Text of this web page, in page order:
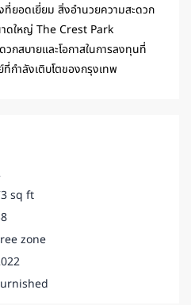
ยอดเยี่ยม สิ่งอำนวยความสะดวก
ดใหญ่ The Crest Park
กสบายและโอกาสในการลงทุนที่
กำลังเติบโตของกรุงเทพ
sq ft
zone